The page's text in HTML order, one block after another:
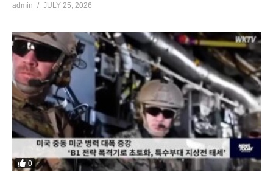
admin JULY 25, 2026
0